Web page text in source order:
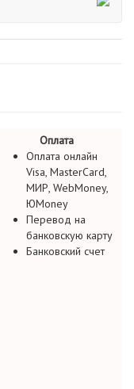
Оплата
Оплата онлайн
Visa, MasterCard,
МИР, WebMoney,
ЮMoney
Перевод на
банковскую карту
Банковский счет